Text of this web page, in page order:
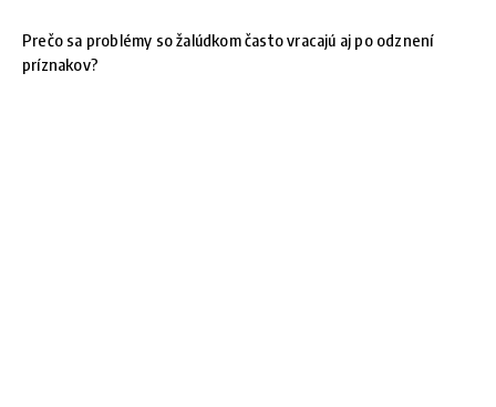
Prečo sa problémy so žalúdkom často vracajú aj po odznení
príznakov?